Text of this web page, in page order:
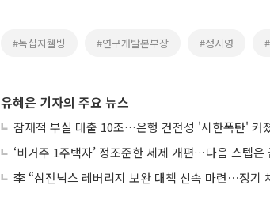
#녹십자웰빙 #연구개발본부장 #정시영
유혜은 기자의 주요 뉴스
잠재적 부실 대출 10조…은행 건전성 '시한폭탄' 커
‘비거주 1주택자’ 정조준한 세제 개편…다음 스텝은
李 “삼전닉스 레버리지 보완 대책 신속 마련⋯장기